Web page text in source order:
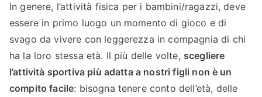
Bal
lo
Bu
In genere, l’attività fisica per i bambini/ragazzi, deve
essere in primo luogo un momento di gioco e di
svago da vivere con leggerezza in compagnia di chi
ha la loro stessa età. Il più delle volte, scegliere
l’attività sportiva più adatta a nostri figli non è un
compito facile: bisogna tenere conto dell’età, delle